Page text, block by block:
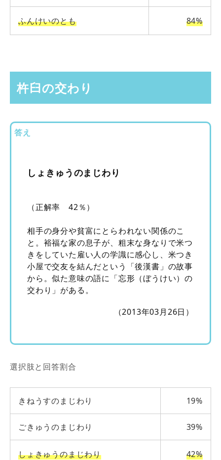
ふんけいのとも 84%
杵臼の交わり
答え
しょきゅうのまじわり
（正解率 42％）
相手の身分や貧富にとらわれない関係のこ
と。裕福な家の息子が、粗末な身なりで米つ
きをしていた雇い人の学識に感心し、米つき
小屋で交友を結んだという「後漢書」の故事
から。似た意味の語に「忘形（ぼうけい）の
交わり」がある。
（2013年03月26日）
選択肢と回答割合
きねうすのまじわり 19%
ごきゅうのまじわり 39%
しょきゅうのまじわり 42%